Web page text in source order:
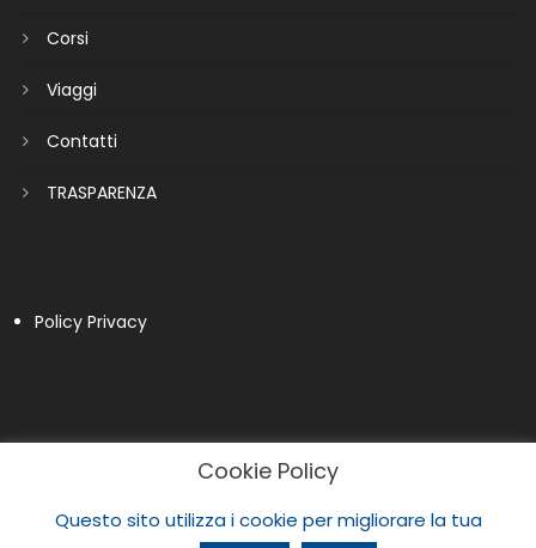
Corsi
Viaggi
Contatti
TRASPARENZA
Policy Privacy
Cookie Policy
Questo sito utilizza i cookie per migliorare la tua